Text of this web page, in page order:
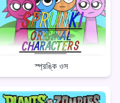
স্প্রঙ্কি ওস